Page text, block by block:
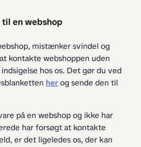
en webshop
mistænker svindel og
kontakte webshoppen uden
hos os. Det gør du ved
her og sende den til
på en webshop og ikke har
har forsøgt at kontakte
er det ligeledes os, der kan